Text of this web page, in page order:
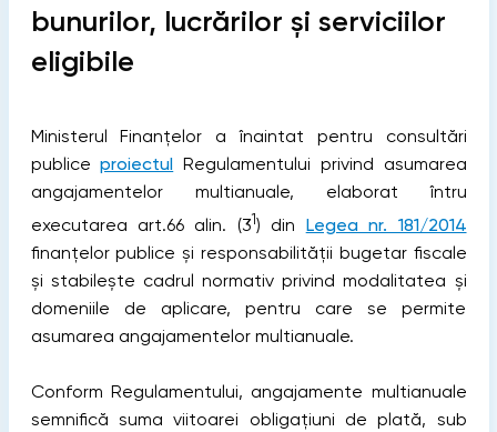
bunurilor, lucrărilor și serviciilor
eligibile
Ministerul Finanțelor a înaintat pentru consultări
publiceproiectul Regulamentului privind asumarea
angajamentelor multianuale, elaborat întru
executarea art.66 alin. (31) din Legea nr. 181/2014
finanțelor publice și responsabilității bugetar fiscale
și stabilește cadrul normativ privind modalitatea și
domeniile de aplicare, pentru care se permite
asumarea angajamentelor multianuale.
Conform Regulamentului, angajamente multianuale
semnifică suma viitoarei obligațiuni de plată, sub